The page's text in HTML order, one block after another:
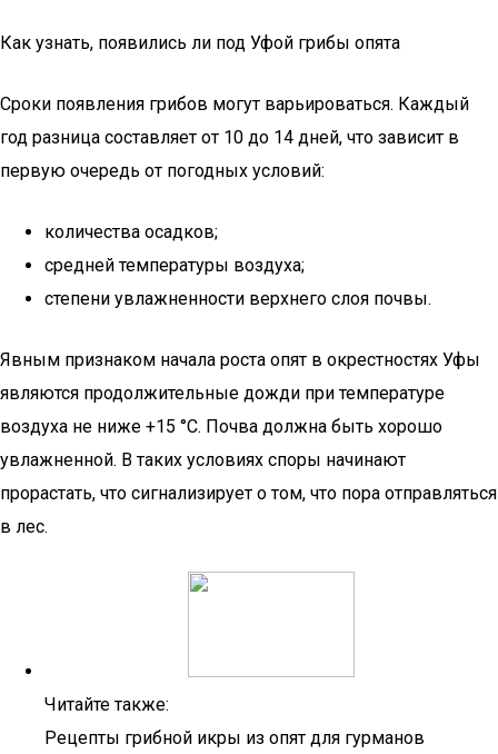
Как узнать, появились ли под Уфой грибы опята
Сроки появления грибов могут варьироваться. Каждый
год разница составляет от 10 до 14 дней, что зависит в
первую очередь от погодных условий:
количества осадков;
средней температуры воздуха;
степени увлажненности верхнего слоя почвы.
Явным признаком начала роста опят в окрестностях Уфы
являются продолжительные дожди при температуре
воздуха не ниже +15 °С. Почва должна быть хорошо
увлажненной. В таких условиях споры начинают
прорастать, что сигнализирует о том, что пора отправляться
в лес.
Читайте также:
Рецепты грибной икры из опят для гурманов